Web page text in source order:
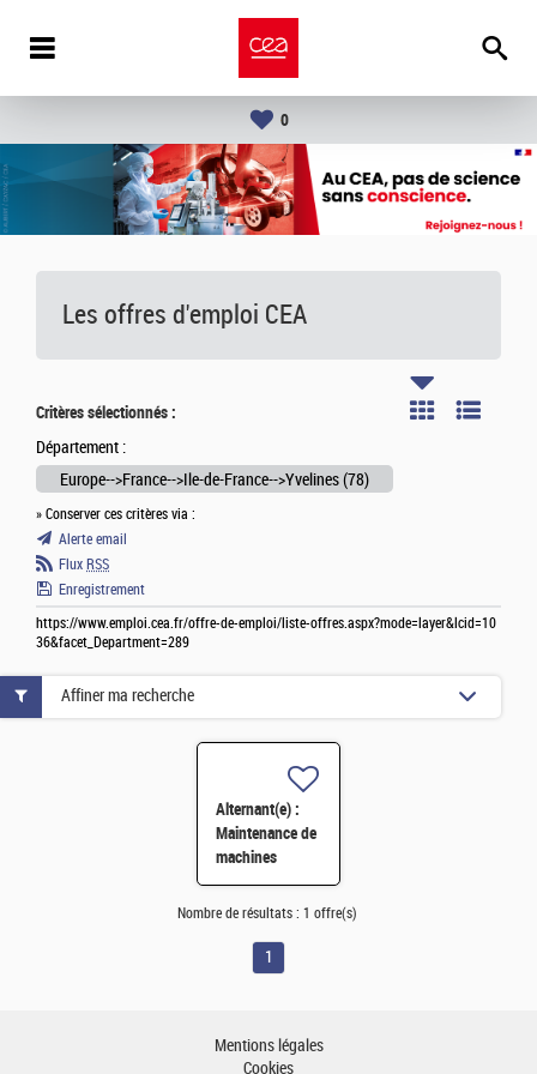
0
Les offres d'emploi CEA
Critères sélectionnés :
Département :
Europe-->France-->Ile-de-France-->Yvelines (78)
» Conserver ces critères via :
Alerte email
Flux RSS
Enregistrement
https://www.emploi.cea.fr/offre-de-emploi/liste-offres.aspx?mode=layer&lcid=10
36&facet_Department=289
Alternant(e) :
Maintenance de
machines
automates -
réalisation
d'amélioration
Affiner ma recherche
Nombre de résultats : 1 offre(s)
1
Mentions légales
Cookies